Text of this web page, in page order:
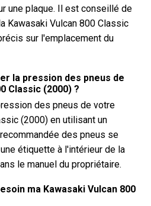
une plaque. Il est conseillé de
Kawasaki Vulcan 800 Classic
sur l'emplacement du
la pression des pneus de
Classic (2000) ?
des pneus de votre
(2000) en utilisant un
des pneus se
étiquette à l'intérieur de la
le manuel du propriétaire.
ma Kawasaki Vulcan 800